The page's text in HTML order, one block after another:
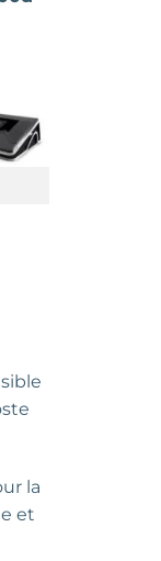
la
et